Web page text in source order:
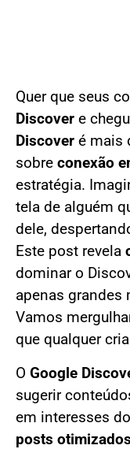
Quer que seus
Discover e
Discover é mais
sobre conexão
estratégia.
tela de alguém
dele,
Este post revela
dominar o
apenas grandes
Vamos
que qualquer
O Google
sugerir
em interesses
posts otimizados